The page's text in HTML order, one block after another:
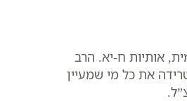
אותיות ח-יא. הרב
את כל מי שמעיין